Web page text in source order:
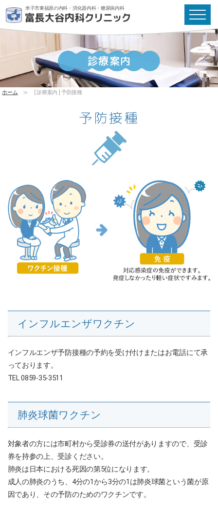
米子市東福原の内科・消化器内科・糖尿病内科
診療案内
ホーム ≫ [ 診療案内 ] 予防接種
予防接種
インフルエンザワクチン
インフルエンザ予防接種の予約を受け付けまたはお電話にて承
っております。
TEL 0859-35-3511
肺炎球菌ワクチン
対象者の方には市町村から受診券の送付がありますので、受診
券を持参の上、受診ください。
肺炎は日本における死因の第5位になります。
成人の肺炎のうち、4分の1から3分の1は肺炎球菌という菌が原
因であり、その予防のためのワクチンです。